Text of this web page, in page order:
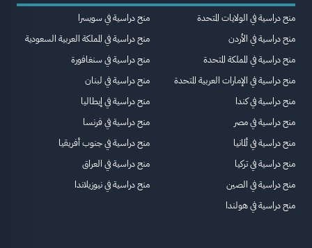
منح دراسية في الولايات المتحدة
منح دراسية في الأردن
منح دراسية في المملكة المتحدة
منح دراسية في الإمارات العربية المتحدة
منح دراسية في كندا
منح دراسية في مصر
منح دراسية في ألمانيا
منح دراسية في تركيا
منح دراسية في الصين
منح دراسية في هولندا
منح دراسية في سويسرا
منح دراسية في المملكة العربية السعودية
منح دراسية في سنغافورة
منح دراسية في لبنان
منح دراسية في إيطاليا
منح دراسية في فرنسا
منح دراسية في جنوب أفريقيا
منح دراسية في العراق
منح دراسية في نيوزيلاندا